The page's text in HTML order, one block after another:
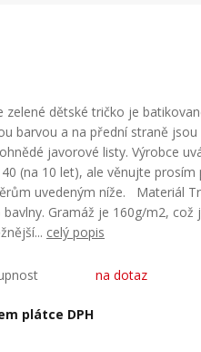
zelené dětské tričko je
barvou a na přední straně jsou
javorové listy. Výrobce
(na 10 let), ale věnujte
uvedeným níže. Materiál
bavlny. Gramáž je 160g/m2, což
celý popis
na dotaz
plátce DPH